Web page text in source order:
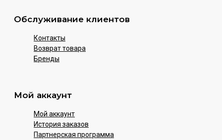
Обслуживание клиентов
Контакты
Возврат товара
Бренды
Мой аккаунт
Мой аккаунт
История заказов
Партнерская программа